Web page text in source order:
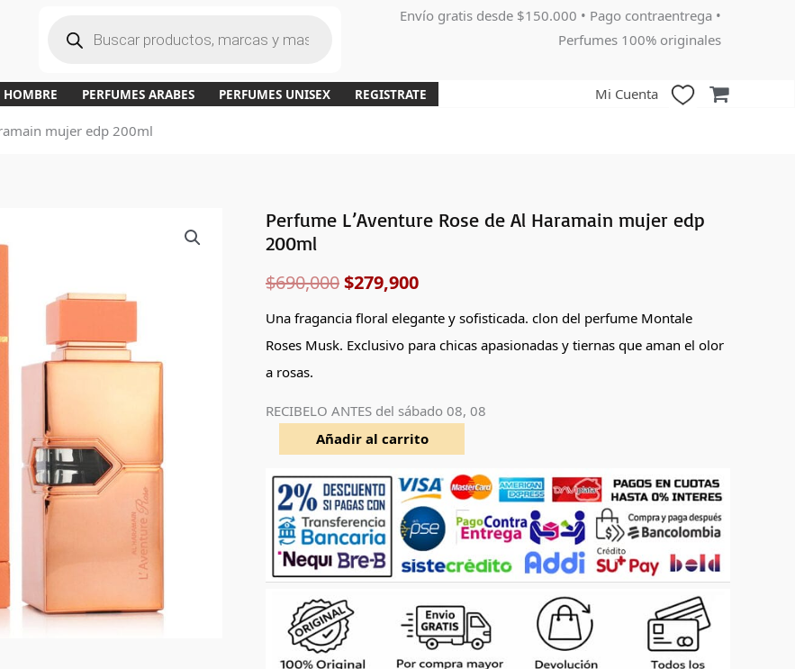
a
d
e
r
o
Envío gratis desde $150.000 • Pago contraentrega •
Perfumes 100% originales
HOMBRE PERFUMES ARABES PERFUMES UNISEX REGISTRATE Mi Cuenta
mujer edp 200ml
Perfume L’Aventure Rose de Al Haramain mujer edp
200ml
$690,000
El
original
$279,900
El
Una fragancia floral elegante y sofisticada. clon del perfume Montale
Roses Musk. Exclusivo para chicas apasionadas y tiernas que aman el olor
a rosas.
RECIBELO ANTES del sábado 08, 08
Perfume
L'Aventure
de
Al
Haramain
200ml
cantidadAñadir al carrito